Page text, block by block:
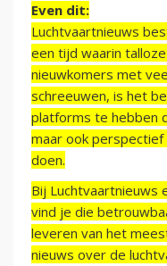
Even dit:
Luchtvaartnieuws
een tijd waarin
nieuwkomers met
schreeuwen, is het
platforms te hebben
maar ook
doen.
Bij Luchtvaartnieuws
vind je die
leveren van het
nieuws over de